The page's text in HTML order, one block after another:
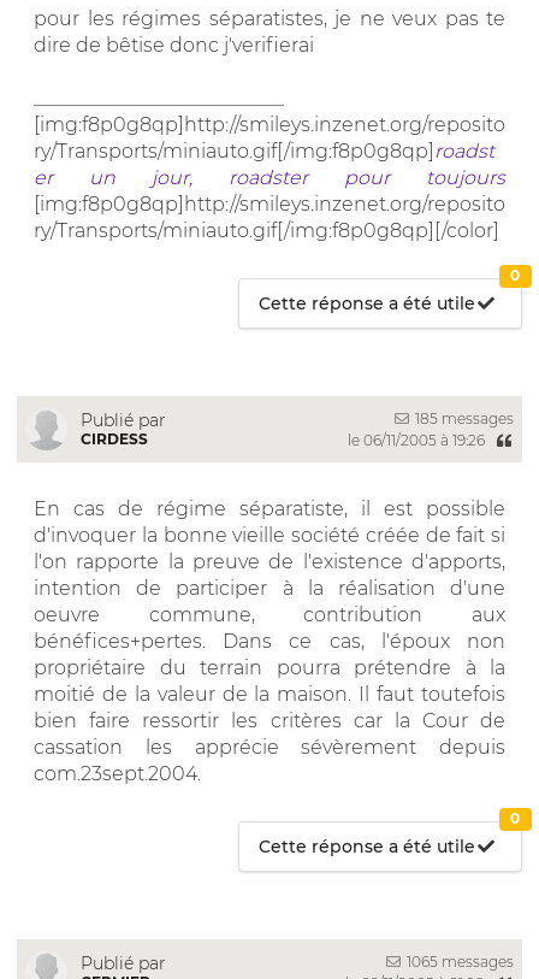
pour les régimes séparatistes, je ne veux pas te
dire de bêtise donc j'verifierai
[img:f8p0g8qp]http://smileys.inzenet.org/reposito
ry/Transports/miniauto.gif[/img:f8p0g8qp] roadst
er un jour, roadster pour toujours
[img:f8p0g8qp]http://smileys.inzenet.org/reposito
ry/Transports/miniauto.gif[/img:f8p0g8qp][/color]
Cette réponse a été utile
0
Publié par
CIRDESS
185 messages
le 06/11/2005 à 19:26
En cas de régime séparatiste, il est possible
d'invoquer la bonne vieille société créée de fait si
l'on rapporte la preuve de l'existence d'apports,
intention de participer à la réalisation d'une
oeuvre commune, contribution aux
bénéfices+pertes. Dans ce cas, l'époux non
propriétaire du terrain pourra prétendre à la
moitié de la valeur de la maison. Il faut toutefois
bien faire ressortir les critères car la Cour de
cassation les apprécie sévèrement depuis
com.23sept.2004.
Cette réponse a été utile
0
Publié par
1065 messages